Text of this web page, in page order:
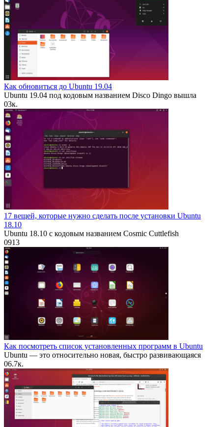
Как обновиться до Ubuntu 19.04
Ubuntu 19.04 под кодовым названием Disco Dingo вышла
03к.
17 вещей, которые нужно сделать после установки Ubuntu
18.10
Ubuntu 18.10 с кодовым названием Cosmic Cuttlefish
0913
Как посмотреть список установленных программ в Ubuntu
Ubuntu — это относительно новая, быстро развивающаяся
06.7к.